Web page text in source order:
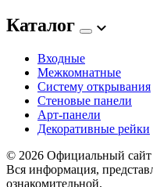
Каталог
Входные
Межкомнатные
Систему открывания
Стеновые панели
Арт-панели
Декоративные рейки
© 2026 Официальный сайт
Вся информация,
ознакомительной.